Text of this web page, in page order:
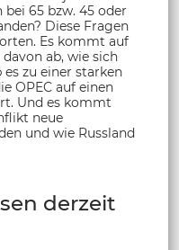
65 bzw. 45 oder
Diese Fragen
Es kommt auf
davon ab, wie sich
zu einer starken
OPEC auf einen
Und es kommt
neue
und wie Russland
derzeit